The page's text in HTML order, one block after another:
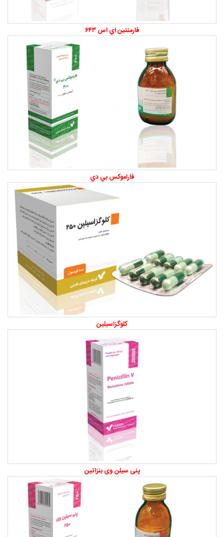
فارمنتين اي اس ۶۴۳
فاراموكس بي دي
کلوگزاسیلین
پنی سیلن وی بنزاتین